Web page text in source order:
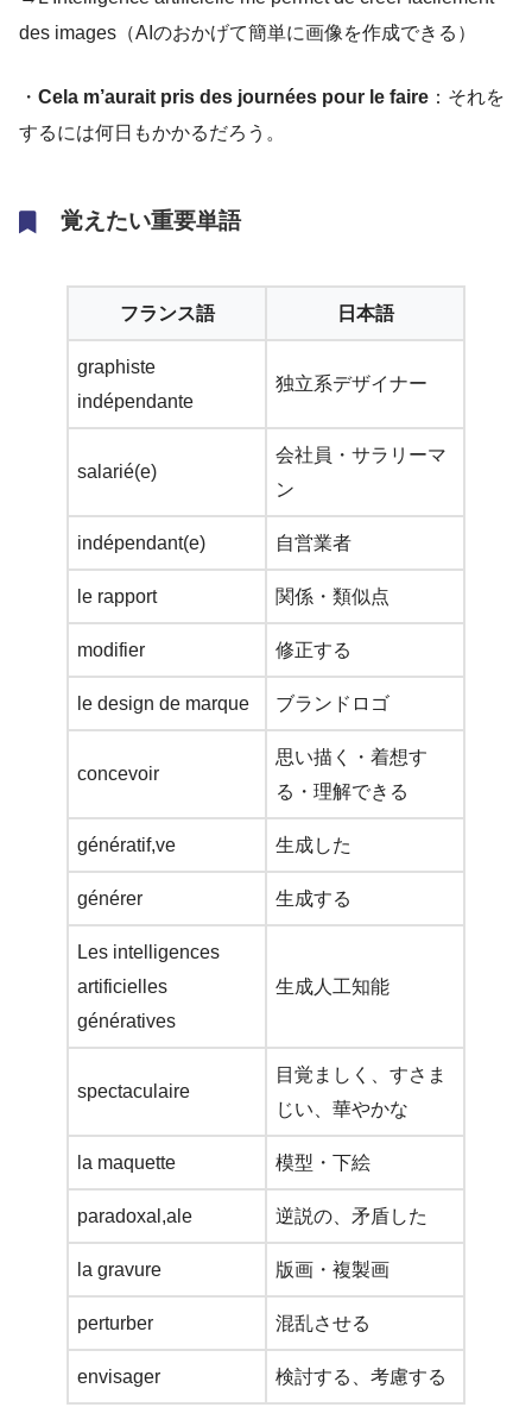
des images（AIのおかげて簡単に画像を作成できる）
・ Cela m’aurait pris des journées pour le faire ：それを
するには何日もかかるだろう。
覚えたい重要単語
フランス語 日本語
graphiste
indépendante
独立系デザイナー
salarié(e)
会社員・サラリーマ
ン
indépendant(e) 自営業者
le rapport 関係・類似点
modifier 修正する
le design de marque ブランドロゴ
concevoir
思い描く・着想す
る・理解できる
génératif,ve 生成した
générer 生成する
Les intelligences
artificielles
génératives
生成人工知能
spectaculaire
目覚ましく、すさま
じい、華やかな
la maquette 模型・下絵
paradoxal,ale 逆説の、矛盾した
la gravure 版画・複製画
perturber 混乱させる
envisager 検討する、考慮する